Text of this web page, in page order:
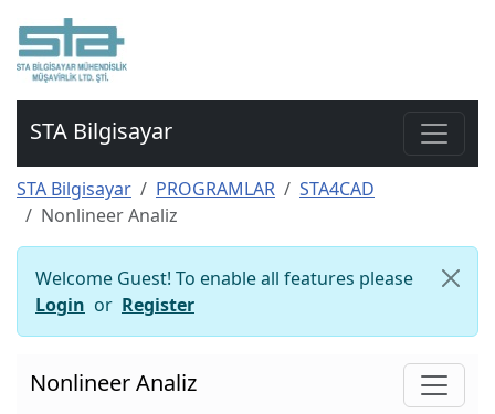
STA Bilgisayar
STA Bilgisayar PROGRAMLAR
STA4CAD
Nonlineer Analiz
Welcome Guest! To enable all features please
Login or Register
Nonlineer Analiz